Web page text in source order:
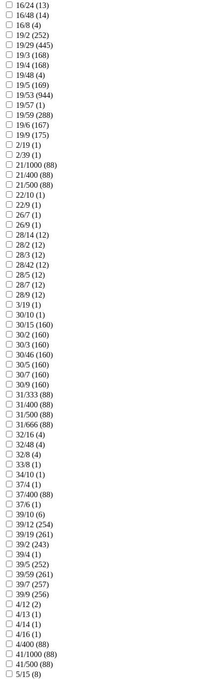
16/24 (13)
16/48 (14)
16/8 (4)
19/2 (252)
19/29 (445)
19/3 (168)
19/4 (168)
19/48 (4)
19/5 (169)
19/53 (944)
19/57 (1)
19/59 (288)
19/6 (167)
19/9 (175)
2/19 (1)
2/39 (1)
21/1000 (88)
21/400 (88)
21/500 (88)
22/10 (1)
22/9 (1)
26/7 (1)
26/9 (1)
28/14 (12)
28/2 (12)
28/3 (12)
28/42 (12)
28/5 (12)
28/7 (12)
28/9 (12)
3/19 (1)
30/10 (1)
30/15 (160)
30/2 (160)
30/3 (160)
30/46 (160)
30/5 (160)
30/7 (160)
30/9 (160)
31/333 (88)
31/400 (88)
31/500 (88)
31/666 (88)
32/16 (4)
32/48 (4)
32/8 (4)
33/8 (1)
34/10 (1)
37/4 (1)
37/400 (88)
37/6 (1)
39/10 (6)
39/12 (254)
39/19 (261)
39/2 (243)
39/4 (1)
39/5 (252)
39/59 (261)
39/7 (257)
39/9 (256)
4/12 (2)
4/13 (1)
4/14 (1)
4/16 (1)
4/400 (88)
41/1000 (88)
41/500 (88)
5/15 (8)